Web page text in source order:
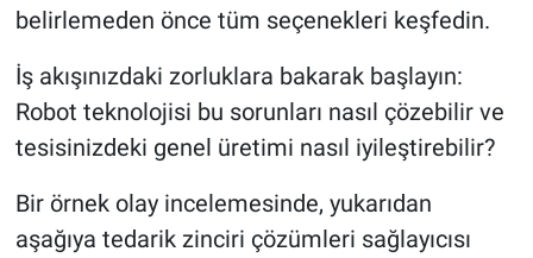
belirlemeden önce tüm seçenekleri keşfedin.
İş akışınızdaki zorluklara bakarak başlayın:
Robot teknolojisi bu sorunları nasıl çözebilir ve
tesisinizdeki genel üretimi nasıl iyileştirebilir?
Bir örnek olay incelemesinde, yukarıdan
aşağıya tedarik zinciri çözümleri sağlayıcısı